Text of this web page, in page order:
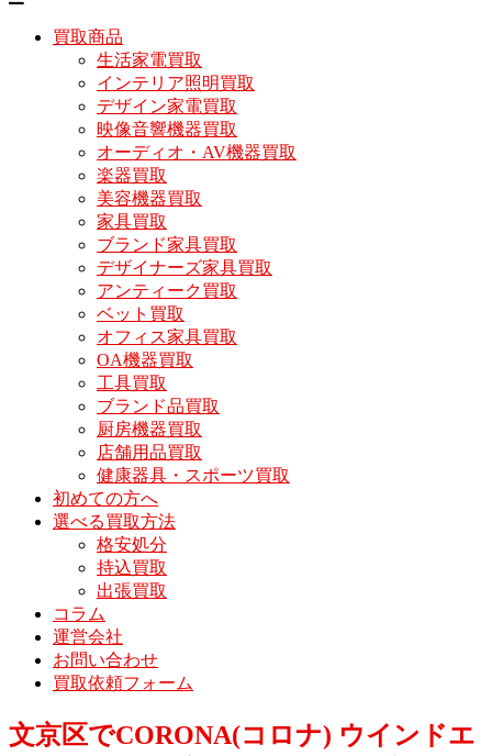
買取商品
生活家電買取
インテリア照明買取
デザイン家電買取
映像音響機器買取
オーディオ・AV機器買取
楽器買取
美容機器買取
家具買取
ブランド家具買取
デザイナーズ家具買取
アンティーク買取
ベット買取
オフィス家具買取
OA機器買取
工具買取
ブランド品買取
厨房機器買取
店舗用品買取
健康器具・スポーツ買取
初めての方へ
選べる買取方法
格安処分
持込買取
出張買取
コラム
運営会社
お問い合わせ
買取依頼フォーム
文京区でCORONA(コロナ) ウインドエ